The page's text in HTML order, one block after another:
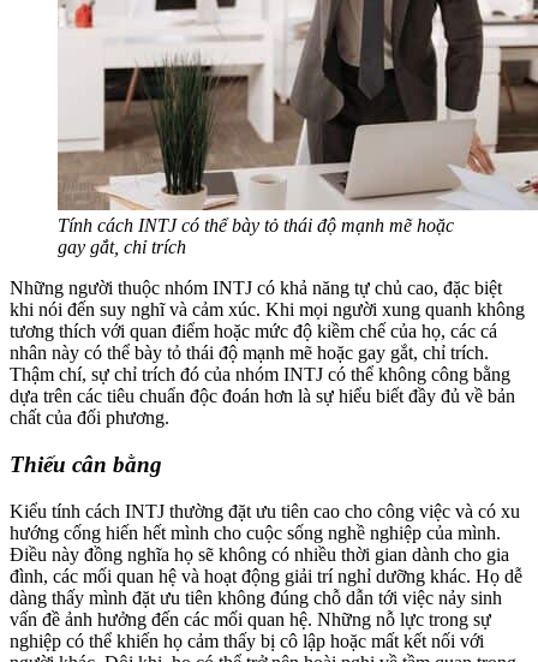
Tính cách INTJ có thể bày tỏ thái độ mạnh mẽ hoặc
gay gắt, chỉ trích
Những người thuộc nhóm INTJ có khả năng tự chủ cao, đặc biệt
khi nói đến suy nghĩ và cảm xúc. Khi mọi người xung quanh không
tương thích với quan điểm hoặc mức độ kiềm chế của họ, các cá
nhân này có thể bày tỏ thái độ mạnh mẽ hoặc gay gắt, chỉ trích.
Thậm chí, sự chỉ trích đó của nhóm INTJ có thể không công bằng
dựa trên các tiêu chuẩn độc đoán hơn là sự hiểu biết đầy đủ về bản
chất của đối phương.
Thiếu cân bằng
Kiểu tính cách INTJ thường đặt ưu tiên cao cho công việc và có xu
hướng cống hiến hết mình cho cuộc sống nghề nghiệp của mình.
Điều này đồng nghĩa họ sẽ không có nhiều thời gian dành cho gia
đình, các mối quan hệ và hoạt động giải trí nghỉ dưỡng khác. Họ dễ
dàng thấy mình đặt ưu tiên không đúng chỗ dẫn tới việc nảy sinh
vấn đề ảnh hưởng đến các mối quan hệ. Những nỗ lực trong sự
nghiệp có thể khiến họ cảm thấy bị cô lập hoặc mất kết nối với